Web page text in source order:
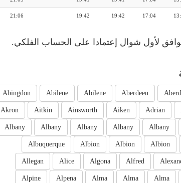
17:04
19:42
19:42
21:06
لأول شوال إعتمادا على الحساب الفلكي.
Aberdeen
Abilene
Abilene
Abingdon
Adrian
Aiken
Ainsworth
Aitkin
Akron
Albany
Albany
Albany
Albany
Albany
Albion
Albion
Albion
Albuquerque
Alfred
Algona
Alice
Allegan
Alma
Alma
Alma
Alpena
Alpine